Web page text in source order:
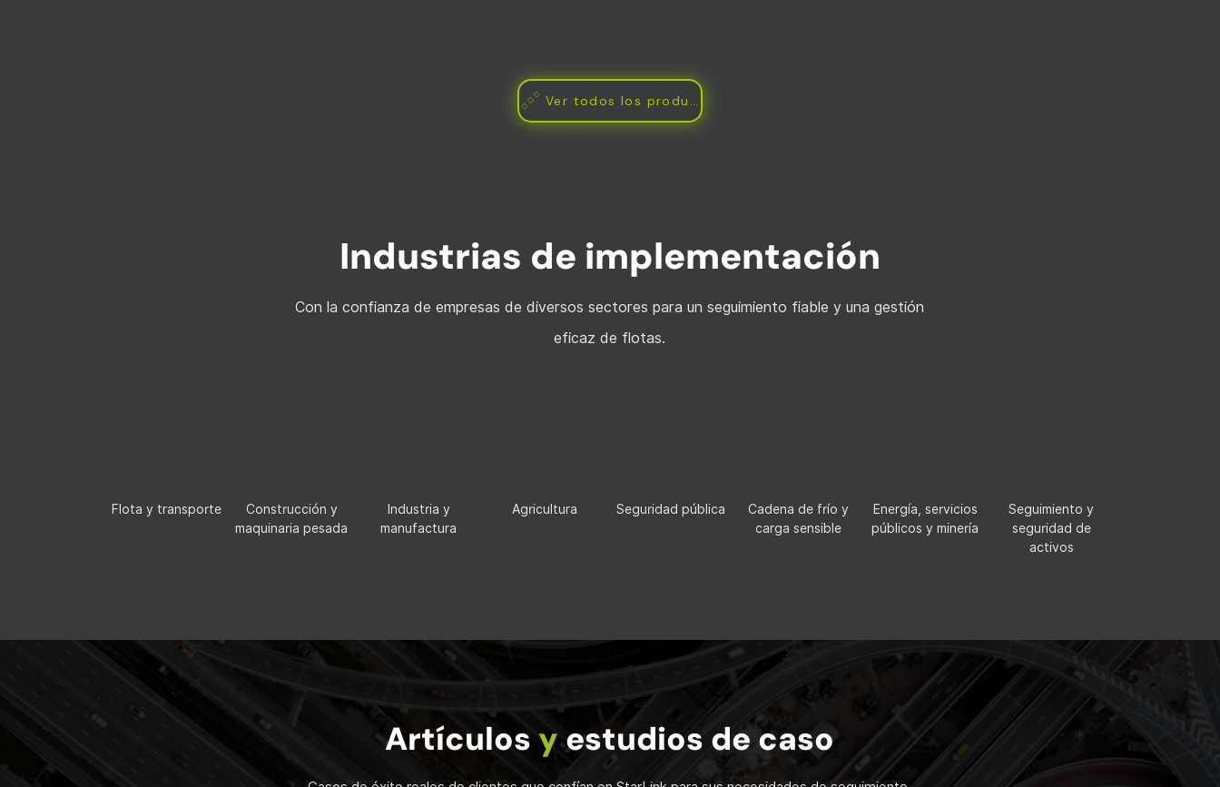
Industrias de implementación
Con la confianza de empresas de diversos sectores para un seguimiento fiable y una gestión
eficaz de flotas.
Flota y transporte
Construcción y
maquinaria pesada
Industria y
manufactura
Agricultura Seguridad pública
Cadena de frío y
carga sensible
Energía, servicios
públicos y minería
Seguimiento y
seguridad de
activos
Artículosyestudios de caso